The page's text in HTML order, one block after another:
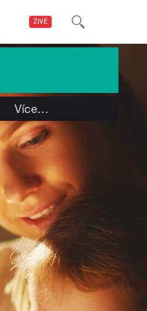
ŽIVĚ
Více…